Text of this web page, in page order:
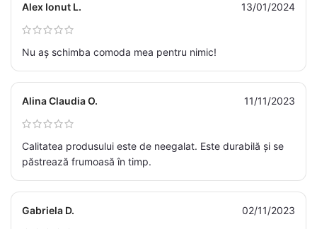
Alex Ionut L. 13/01/2024
Nu aș schimba comoda mea pentru nimic!
Alina Claudia O. 11/11/2023
Calitatea produsului este de neegalat. Este durabilă și se
păstrează frumoasă în timp.
Gabriela D. 02/11/2023